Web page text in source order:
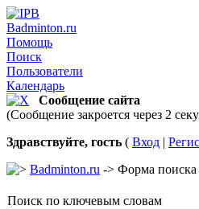
Badminton.ru
Помощь
Поиск
Пользователи
Календарь
Сообщение сайта
(Сообщение закроется через 2
Здравствуйте, гость ( Вход |
Badminton.ru -> Форма поиска
Поиск по ключевым словам